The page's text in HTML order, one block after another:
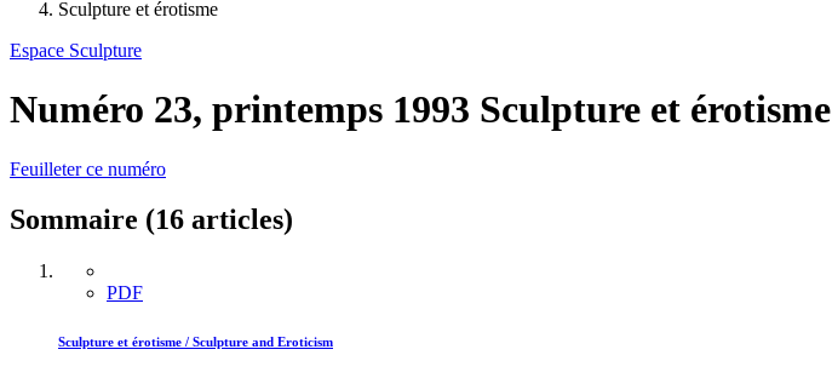
Sculpture et érotisme
Espace Sculpture
Numéro 23, printemps 1993 Sculpture et érotisme
Feuilleter ce numéro
Sommaire (16 articles)
PDF
Sculpture et érotisme / Sculpture and Eroticism